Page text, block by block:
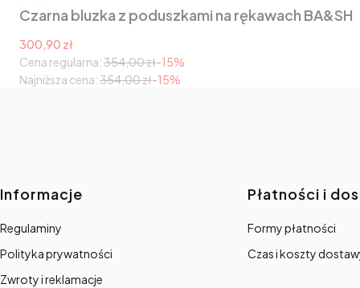
Czarna bluzka z poduszkami na rękawach BA&SH
Cena promocyjna
300,90 zł
Cena regularna:354,00 zł-15%
Najniższa cena:354,00 zł-15%
Linki w stopce
Informacje
Regulaminy
Polityka prywatności
Zwroty i reklamacje
Płatności i
Formy płatności
Czas i koszty